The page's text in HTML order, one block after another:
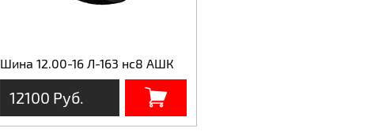
Шина 12.00-16 Л-163 нс8 АШК
12100 Руб.